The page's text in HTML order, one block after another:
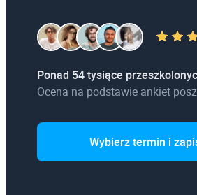
Ponad 54 tysiące
Ocena na podstawie ankiet
Wybierz termin i